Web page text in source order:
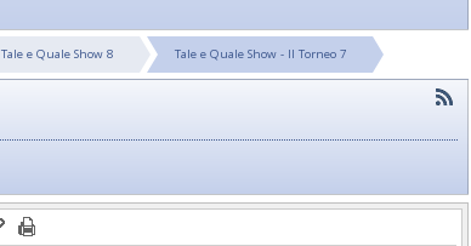
Tale e Quale Show 8 Tale e Quale Show - Il Torneo 7